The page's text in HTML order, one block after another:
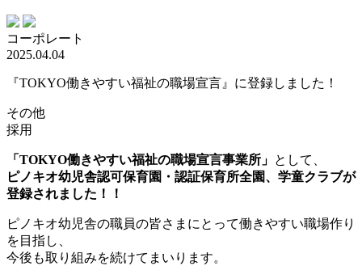
コーポレート
2025.04.04
『TOKYO働きやすい福祉の職場宣言』に登録しました！
その他
採用
「TOKYO働きやすい福祉の職場宣言事業所」 として、
ピノキオ幼児舎認可保育園・認証保育所全園、学童クラブが
登録されました！！
ピノキオ幼児舎の職員の皆さまにとって働きやすい職場作り
を目指し、
今後も取り組みを続けてまいります。